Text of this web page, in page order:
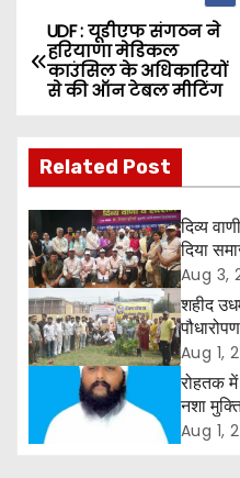
P
o
t
n
a
v
i
g
UDF : यूडीएफ संगठन ने
हरियाणा मेडिकल
काउंसिल के अधिकारियों
से की ऑन टेबल मीटिंग
Related Post
दिव्य
दिया
रोहतक में
Aug 3,
शहीद
और
मांग
Aug 1,
रोहतक में
नशा
कार्यक्रम
Aug 1,